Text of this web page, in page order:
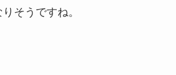
そうですね。